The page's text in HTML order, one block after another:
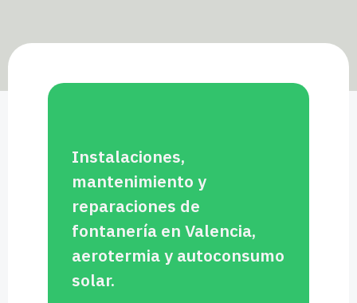
Instalaciones,
mantenimiento y
reparaciones de
fontanería en Valencia,
aerotermia y autoconsumo
solar.